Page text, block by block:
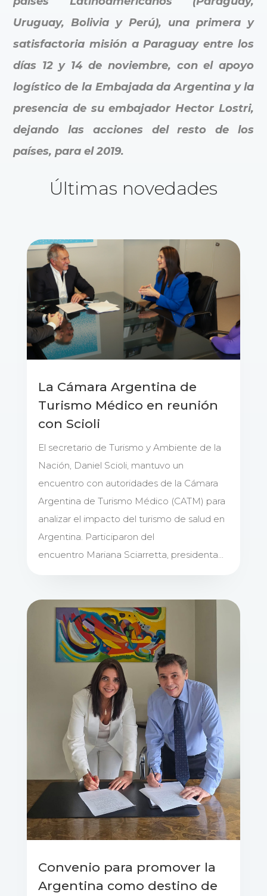
Uruguay, Bolivia y Perú), una primera y
satisfactoria misión a Paraguay entre los
días 12 y 14 de noviembre, con el apoyo
logístico de la Embajada da Argentina y la
presencia de su embajador Hector Lostri,
dejando las acciones del resto de los
países, para el 2019.
Últimas novedades
La Cámara Argentina de
Turismo Médico en reunión
con Scioli
El secretario de Turismo y Ambiente de la
Nación, Daniel Scioli, mantuvo un
encuentro con autoridades de la Cámara
Argentina de Turismo Médico (CATM) para
analizar el impacto del turismo de salud en
Argentina. Participaron del
encuentro Mariana Sciarretta, presidenta...
Convenio para promover la
Argentina como destino de